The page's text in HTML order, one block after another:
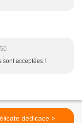
sont acceptées !
Délicate dédicace >